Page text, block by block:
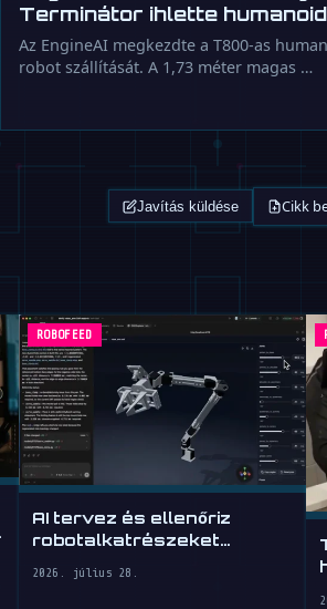
Terminátor ihlette
Az EngineAI megkezdte a T800-as
robot szállítását. A 1,73 méter magas …
Javítás küldése Cikk
ROBOFEED
AI tervez és ellenőriz
robotalkatrészeket
2026. július 28.